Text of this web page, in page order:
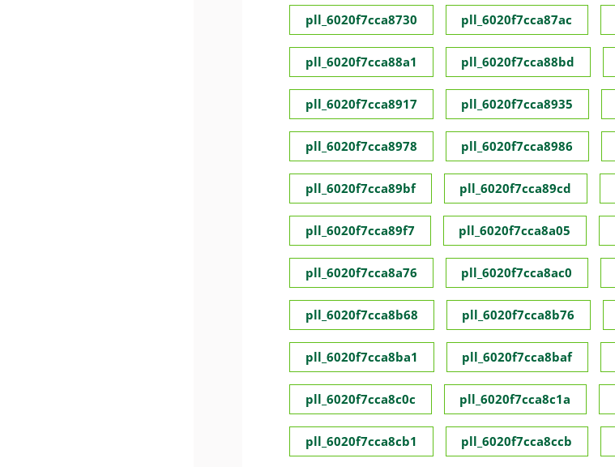
pll_6020f7cca8730 pll_6020f7cca87ac
pll_6020f7cca88a1 pll_6020f7cca88bd
pll_6020f7cca8917 pll_6020f7cca8935
pll_6020f7cca8978 pll_6020f7cca8986
pll_6020f7cca89bf pll_6020f7cca89cd
pll_6020f7cca89f7 pll_6020f7cca8a05
pll_6020f7cca8a76 pll_6020f7cca8ac0
pll_6020f7cca8b68 pll_6020f7cca8b76
pll_6020f7cca8ba1 pll_6020f7cca8baf
pll_6020f7cca8c0c pll_6020f7cca8c1a
pll_6020f7cca8cb1 pll_6020f7cca8ccb